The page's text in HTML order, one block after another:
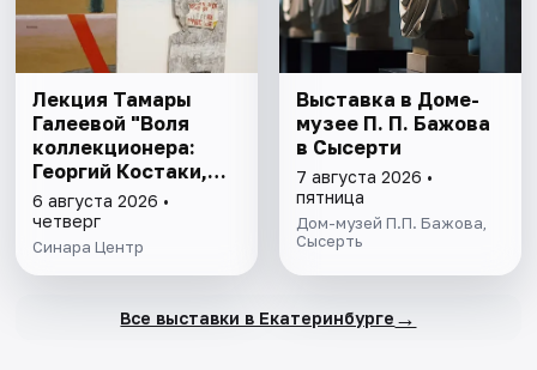
Лекция Тамары
Галеевой "Воля
коллекционера:
Георгий Костаки,
авангард и
художники
андеграунда" 12+
6 августа 2026 •
четверг
Синара Центр
Выставка в Доме-
музее П. П. Бажова
в Сысерти
7 августа 2026 •
пятница
Дом-музей П.П. Бажова,
Сысерть
Все выставки в Екатеринбурге →